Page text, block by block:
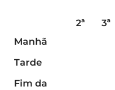
2ª 3ª
Manhã
Tarde
Fim da